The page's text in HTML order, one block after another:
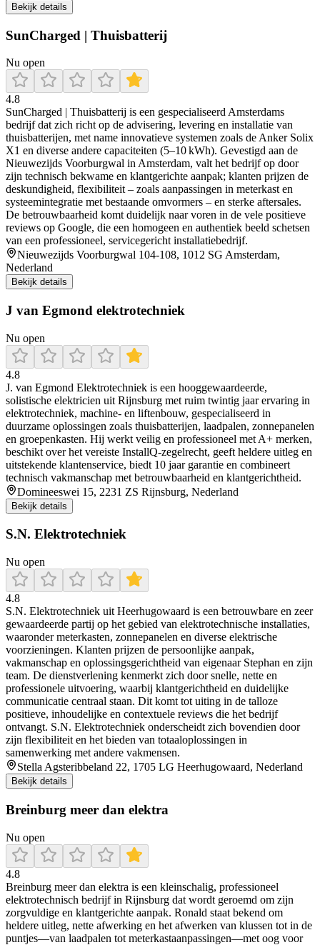
Bekijk details
SunCharged | Thuisbatterij
Nu open
4.8
SunCharged | Thuisbatterij is een gespecialiseerd Amsterdams
bedrijf dat zich richt op de advisering, levering en installatie van
thuisbatterijen, met name innovatieve systemen zoals de Anker Solix
X1 en diverse andere capaciteiten (5–10 kWh). Gevestigd aan de
Nieuwezijds Voorburgwal in Amsterdam, valt het bedrijf op door
zijn technisch bekwame en klantgerichte aanpak; klanten prijzen de
deskundigheid, flexibiliteit – zoals aanpassingen in meterkast en
systeemintegratie met bestaande omvormers – en sterke aftersales.
De betrouwbaarheid komt duidelijk naar voren in de vele positieve
reviews op Google, die een homogeen en authentiek beeld schetsen
van een professioneel, servicegericht installatiebedrijf.
Nieuwezijds Voorburgwal 104-108, 1012 SG Amsterdam,
Nederland
Bekijk details
J van Egmond elektrotechniek
Nu open
4.8
J. van Egmond Elektrotechniek is een hooggewaardeerde,
solistische elektricien uit Rijnsburg met ruim twintig jaar ervaring in
elektrotechniek, machine‑ en liftenbouw, gespecialiseerd in
duurzame oplossingen zoals thuisbatterijen, laadpalen, zonnepanelen
en groepenkasten. Hij werkt veilig en professioneel met A+ merken,
beschikt over het vereiste InstallQ‑zegelrecht, geeft heldere uitleg en
uitstekende klantenservice, biedt 10 jaar garantie en combineert
technisch vakmanschap met betrouwbaarheid en klantgerichtheid.
Domineeswei 15, 2231 ZS Rijnsburg, Nederland
Bekijk details
S.N. Elektrotechniek
Nu open
4.8
S.N. Elektrotechniek uit Heerhugowaard is een betrouwbare en zeer
gewaardeerde partij op het gebied van elektrotechnische installaties,
waaronder meterkasten, zonnepanelen en diverse elektrische
voorzieningen. Klanten prijzen de persoonlijke aanpak,
vakmanschap en oplossingsgerichtheid van eigenaar Stephan en zijn
team. De dienstverlening kenmerkt zich door snelle, nette en
professionele uitvoering, waarbij klantgerichtheid en duidelijke
communicatie centraal staan. Dit komt tot uiting in de talloze
positieve, inhoudelijke en contextuele reviews die het bedrijf
ontvangt. S.N. Elektrotechniek onderscheidt zich bovendien door
zijn flexibiliteit en het bieden van totaaloplossingen in
samenwerking met andere vakmensen.
Stella Agsteribbeland 22, 1705 LG Heerhugowaard, Nederland
Bekijk details
Breinburg meer dan elektra
Nu open
4.8
Breinburg meer dan elektra is een kleinschalig, professioneel
elektrotechnisch bedrijf in Rijnsburg dat wordt geroemd om zijn
zorgvuldige en klantgerichte aanpak. Ronald staat bekend om
heldere uitleg, nette afwerking en het afwerken van klussen tot in de
puntjes—van laadpalen tot meterkastaanpassingen—met oog voor